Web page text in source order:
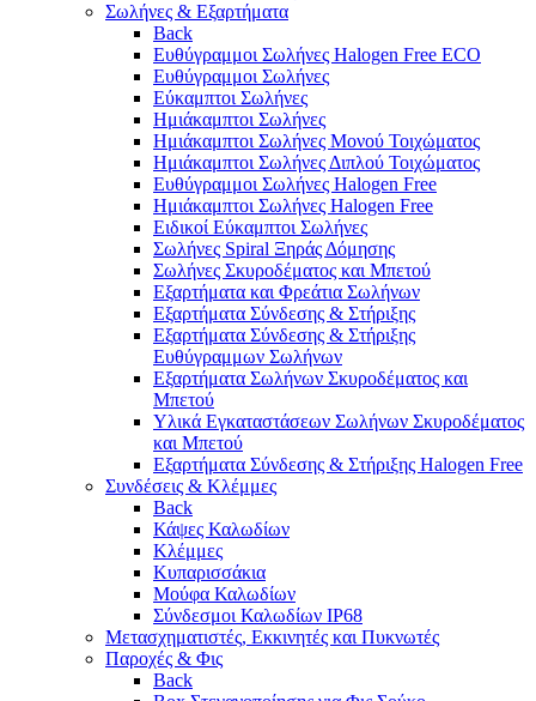
Σωλήνες & Εξαρτήματα
Back
Ευθύγραμμοι Σωλήνες Halogen Free ECO
Ευθύγραμμοι Σωλήνες
Εύκαμπτοι Σωλήνες
Ημιάκαμπτοι Σωλήνες
Ημιάκαμπτοι Σωλήνες Μονού Τοιχώματος
Ημιάκαμπτοι Σωλήνες Διπλού Τοιχώματος
Ευθύγραμμοι Σωλήνες Halogen Free
Ημιάκαμπτοι Σωλήνες Halogen Free
Ειδικοί Εύκαμπτοι Σωλήνες
Σωλήνες Spiral Ξηράς Δόμησης
Σωλήνες Σκυροδέματος και Μπετού
Εξαρτήματα και Φρεάτια Σωλήνων
Εξαρτήματα Σύνδεσης & Στήριξης
Εξαρτήματα Σύνδεσης & Στήριξης
Ευθύγραμμων Σωλήνων
Εξαρτήματα Σωλήνων Σκυροδέματος και
Μπετού
Υλικά Εγκαταστάσεων Σωλήνων Σκυροδέματος
και Μπετού
Εξαρτήματα Σύνδεσης & Στήριξης Halogen Free
Συνδέσεις & Κλέμμες
Back
Κάψες Καλωδίων
Κλέμμες
Κυπαρισσάκια
Μούφα Καλωδίων
Σύνδεσμοι Καλωδίων IP68
Μετασχηματιστές, Εκκινητές και Πυκνωτές
Παροχές & Φις
Back